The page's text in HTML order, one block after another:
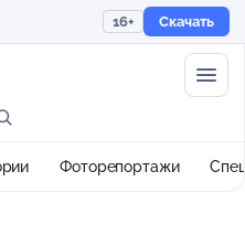
16+ Скачать
Фоторепортажи